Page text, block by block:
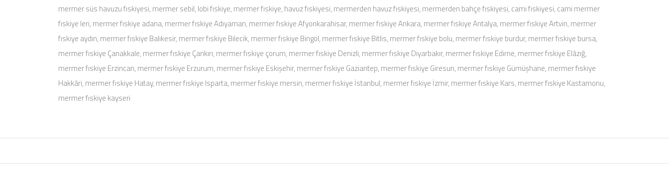
mermer süs havuzu fıskiyesi, mermer sebil, lobi fıskiye, mermer fıskiye, havuz fıskiyesi, mermerden havuz fıskiyesi, mermerden bahçe fıskiyesi, cami fıskiyesi, cami mermer
fıskiye leri, mermer fıskiye adana, mermer fıskiye Adıyaman, mermer fıskiye Afyonkarahisar, mermer fıskiye Ankara, mermer fıskiye Antalya, mermer fıskiye Artvin, mermer
fıskiye aydın, mermer fıskiye Balıkesir, mermer fıskiye Bilecik, mermer fıskiye Bingöl, mermer fıskiye Bitlis, mermer fıskiye bolu, mermer fıskiye burdur, mermer fıskiye bursa,
mermer fıskiye Çanakkale, mermer fıskiye Çankırı, mermer fıskiye çorum, mermer fıskiye Denizli, mermer fıskiye Diyarbakır, mermer fıskiye Edirne, mermer fıskiye Elâzığ,
mermer fıskiye Erzincan, mermer fıskiye Erzurum, mermer fıskiye Eskişehir, mermer fıskiye Gaziantep, mermer fıskiye Giresun, mermer fıskiye Gümüşhane, mermer fıskiye
Hakkâri, mermer fıskiye Hatay, mermer fıskiye Isparta, mermer fıskiye mersin, mermer fıskiye İstanbul, mermer fıskiye İzmir, mermer fıskiye Kars, mermer fıskiye Kastamonu,
mermer fıskiye kayseri